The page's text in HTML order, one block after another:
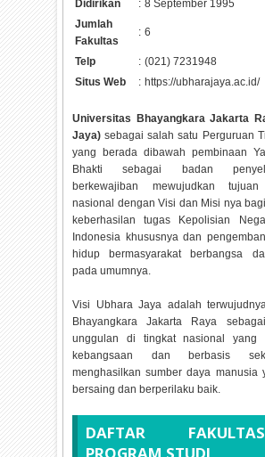
Didirikan
: 8 September 1995
Jumlah
Fakultas
: 6
Telp : (021) 7231948
Situs Web
: https://ubharajaya.ac.id/
Universitas Bhayangkara Jakarta
Jaya) sebagai salah satu Perguruan
yang berada dibawah pembinaan
Bhakti sebagai badan
berkewajiban mewujudkan tujuan
nasional dengan Visi dan Misi nya
keberhasilan tugas Kepolisian
Indonesia khususnya dan
hidup bermasyarakat berbangsa
pada umumnya.
Visi Ubhara Jaya adalah
Bhayangkara Jakarta Raya
unggulan di tingkat nasional yang
kebangsaan dan berbasis
menghasilkan sumber daya manusia
bersaing dan berperilaku baik.
DAFTAR